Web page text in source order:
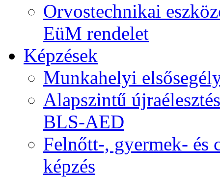
Orvostechnikai
EüM rendelet
Képzések
Munkahelyi
Alapszintű
BLS-AED
Felnőtt-, gyermek- és
képzés